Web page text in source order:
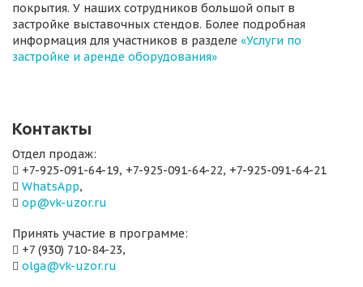
покрытия. У наших сотрудников большой опыт в
застройке выставочных стендов. Более подробная
информация для участников в разделе «Услуги по
застройке и аренде оборудования»
Контакты
Отдел продаж:
+7-925-091-64-19, +7-925-091-64-22, +7-925-091-64-21
WhatsApp,
op@vk-uzor.ru
Принять участие в программе:
+7 (930) 710-84-23,
olga@vk-uzor.ru